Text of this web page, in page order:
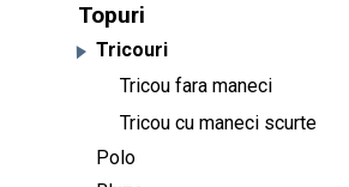
Topuri
Tricouri
Tricou fara maneci
Tricou cu maneci scurte
Polo